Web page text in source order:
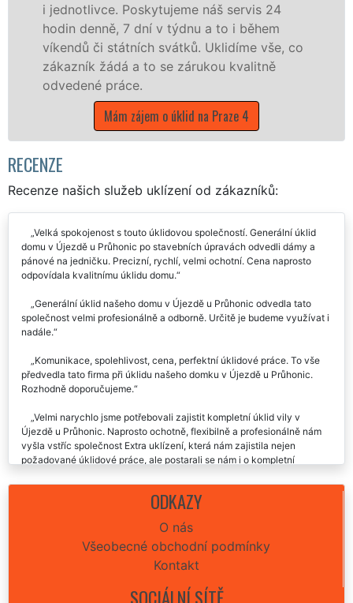
Poskytujeme náš servis 24
7 dní v týdnu a to i během
státních svátků. Uklidíme vše, co
žádá a to se zárukou kvalitně
práce.
Mám zájem o úklid na Praze 4
v celém
RECENZE
Recenze našich služeb uklízení od zákazníků:
Velká spokojenost s touto úklidovou společností. Generální úklid
domu v Újezdě u Průhonic po stavebních úpravách odvedli dámy a
pánové na jedničku. Precizní, rychlí, velmi ochotní. Cena naprosto
odpovídala kvalitnímu úklidu domu.
Generální úklid našeho domu v Újezdě u Průhonic odvedla tato
společnost velmi profesionálně a odborně. Určitě je budeme využívat i
nadále.
Komunikace, spolehlivost, cena, perfektní úklidové práce. To vše
předvedla tato firma při úklidu našeho domku v Újezdě u Průhonic.
Rozhodně doporučujeme.
Velmi narychlo jsme potřebovali zajistit kompletní úklid vily v
Újezdě u Průhonic. Naprosto ochotně, flexibilně a profesionálně nám
vyšla vstříc společnost Extra uklízení, která nám zajistila nejen
požadované úklidové práce, ale postarali se nám i o kompletní
Parádní práce uklízení bytu v Újezdě u Průhonic. Budu využívat
Úklid našeho domečku v Újezdě u Průhonic nám minulý týden
zajistila tato úklidová firma EXTRA UKLÍZENÍ. Velká spokojenost.
Kompletně o vše se postarali, uklidili famózně a cena seděla přesně
jak jsme se domluvili. Vřele můžu každému doporučit.
ODKAZY
O nás
Všeobecné obchodní podmínky
Kontakt
SOCIÁLNÍ SÍTĚ